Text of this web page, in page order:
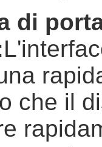
di
che il